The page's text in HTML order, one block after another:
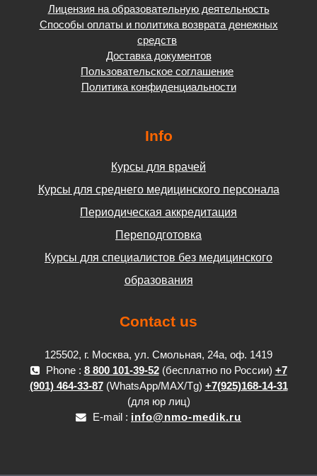
Лицензия на образовательную деятельность
Способы оплаты и политика возврата денежных
средств
Доставка документов
Пользовательское соглашение
Политика конфиденциальности
Info
Курсы для врачей
Курсы для среднего медицинского персонала
Периодическая аккредитация
Переподготовка
Курсы для специалистов без медицинского
образования
Contact us
125502, г. Москва, ул. Смольная, 24а, оф. 1419
Phone : 8 800 101-39-52(бесплатно по России) +7
(901) 464-33-87(WhatsApp/MAX/Tg) +7(925)168-14-31
(для юр лиц)
E-mail : info@nmo-medik.ru